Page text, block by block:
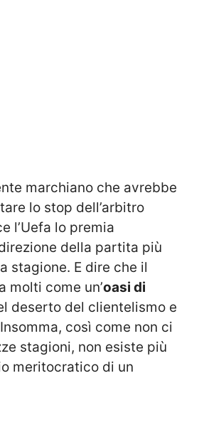
marchiano che avrebbe
lo stop dell’arbitro
l’Uefa lo premia
della partita più
stagione. E dire che il
molti come un’oasi di
deserto del clientelismo e
così come non ci
stagioni, non esiste più
meritocratico di un